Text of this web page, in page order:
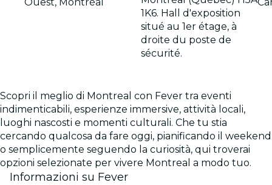
1K6. Hall d'exposition
situé au 1er étage, à
droite du poste de
sécurité.
Scopri il meglio di Montreal con Fever tra eventi
indimenticabili, esperienze immersive, attività locali,
luoghi nascosti e momenti culturali. Che tu stia
cercando qualcosa da fare oggi, pianificando il weekend
o semplicemente seguendo la curiosità, qui troverai
opzioni selezionate per vivere Montreal a modo tuo.
Informazioni su Fever